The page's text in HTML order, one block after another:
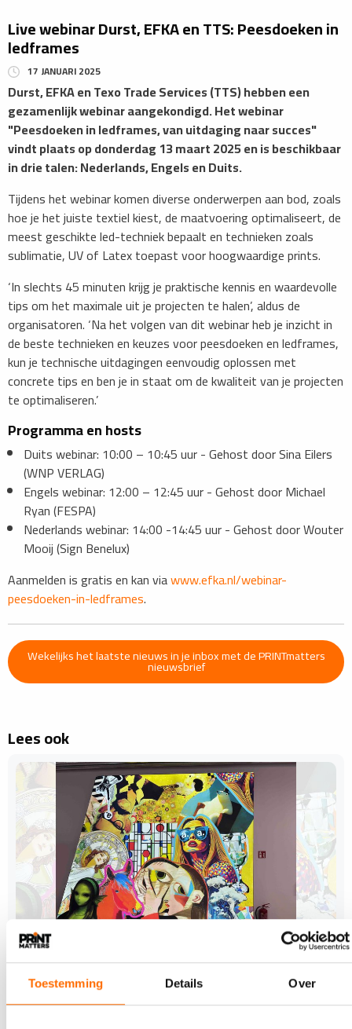
Toestemming Details Over
Live webinar Durst, EFKA en TTS: Peesdoeken in
ledframes
17 JANUARI 2025
Durst, EFKA en Texo Trade Services (TTS) hebben een
gezamenlijk webinar aangekondigd. Het webinar
"Peesdoeken in ledframes, van uitdaging naar succes"
vindt plaats op donderdag 13 maart 2025 en is beschikbaar
in drie talen: Nederlands, Engels en Duits.
Tijdens het webinar komen diverse onderwerpen aan bod, zoals
hoe je het juiste textiel kiest, de maatvoering optimaliseert, de
meest geschikte led-techniek bepaalt en technieken zoals
sublimatie, UV of Latex toepast voor hoogwaardige prints.
‘In slechts 45 minuten krijg je praktische kennis en waardevolle
tips om het maximale uit je projecten te halen’, aldus de
organisatoren. ‘Na het volgen van dit webinar heb je inzicht in
de beste technieken en keuzes voor peesdoeken en ledframes,
kun je technische uitdagingen eenvoudig oplossen met
concrete tips en ben je in staat om de kwaliteit van je projecten
te optimaliseren.’
Programma en hosts
Duits webinar: 10:00 – 10:45 uur - Gehost door Sina Eilers
(WNP VERLAG)
Engels webinar: 12:00 – 12:45 uur - Gehost door Michael
Ryan (FESPA)
Nederlands webinar: 14:00 -14:45 uur - Gehost door Wouter
Mooij (Sign Benelux)
Aanmelden is gratis en kan viawww.efka.nl/webinar-
peesdoeken-in-ledframes.
Wekelijks het laatste nieuws in je inbox met de PRINTmatters
nieuwsbrief
Lees ook
22 JULI 2026
Polen inspireert Nederlandse sign-
ondernemers